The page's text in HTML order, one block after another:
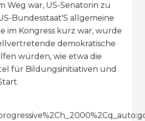
Weg war, US-Senatorin zu
Bundesstaat'S allgemeine
im Kongress kurz war, wurde
demokratische
würden, wie etwa die
für Bildungsinitiativen und